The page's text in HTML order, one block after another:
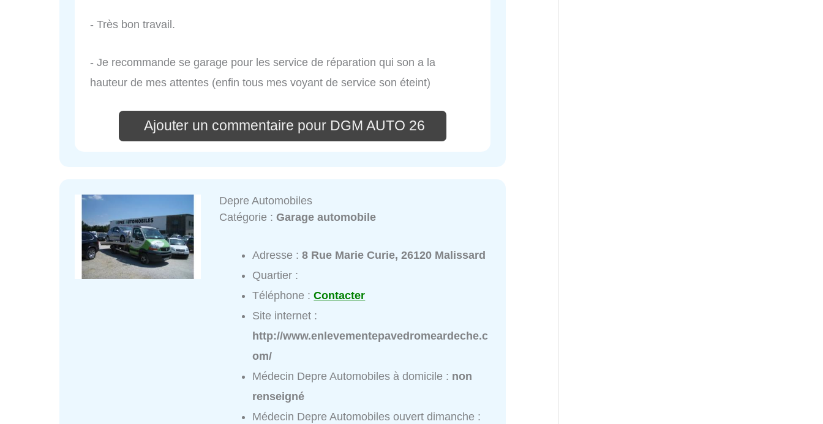
- Très bon travail.
- Je recommande se garage pour les service de réparation qui son a la
hauteur de mes attentes (enfin tous mes voyant de service son éteint)
Ajouter un commentaire pour DGM AUTO 26
Depre Automobiles
Catégorie :Garage automobile
Adresse :8 Rue Marie Curie, 26120 Malissard
Quartier :
Téléphone :Contacter
Site internet :
http://www.enlevementepavedromeardeche.c
om/
Médecin Depre Automobiles à domicile : non
renseigné
Médecin Depre Automobiles ouvert dimanche :